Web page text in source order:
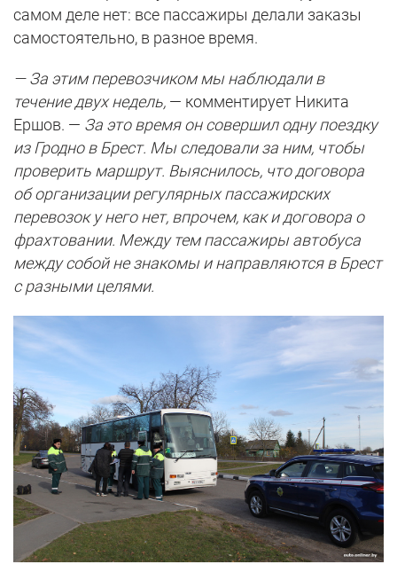
самом деле нет: все пассажиры делали заказы
самостоятельно, в разное время.
— За этим перевозчиком мы наблюдали в
течение двух недель, — комментирует Никита
Ершов. — За это время он совершил одну поездку
из Гродно в Брест. Мы следовали за ним, чтобы
проверить маршрут. Выяснилось, что договора
об организации регулярных пассажирских
перевозок у него нет, впрочем, как и договора о
фрахтовании. Между тем пассажиры автобуса
между собой не знакомы и направляются в Брест
с разными целями.